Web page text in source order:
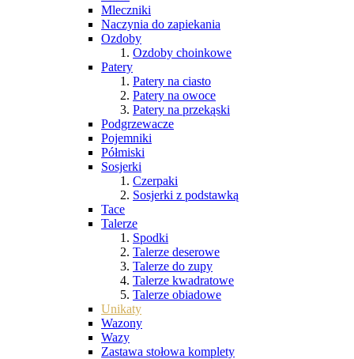
Mleczniki
Naczynia do zapiekania
Ozdoby
Ozdoby choinkowe
Patery
Patery na ciasto
Patery na owoce
Patery na przekąski
Podgrzewacze
Pojemniki
Półmiski
Sosjerki
Czerpaki
Sosjerki z podstawką
Tace
Talerze
Spodki
Talerze deserowe
Talerze do zupy
Talerze kwadratowe
Talerze obiadowe
Unikaty
Wazony
Wazy
Zastawa stołowa komplety